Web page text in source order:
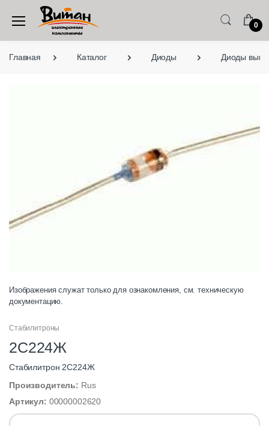
0
Главная Каталог Диоды Диоды
Изображения служат только для ознакомления, см. техническую
документацию.
Стабилитроны
2С224Ж
Стабилитрон 2С224Ж
Производитель: Rus
Артикул: 00000002620